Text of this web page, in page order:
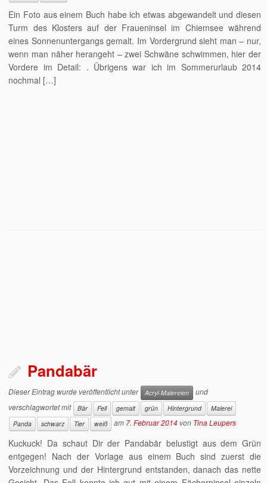
Ein Foto aus einem Buch habe ich etwas abgewandelt und diesen
Turm des Klosters auf der Fraueninsel im Chiemsee während
eines Sonnenuntergangs gemalt. Im Vordergrund sieht man – nur,
wenn man näher herangeht – zwei Schwäne schwimmen, hier der
Vordere im Detail: . Übrigens war ich im Sommerurlaub 2014
nochmal […]
Pandabär
Dieser Eintrag wurde veröffentlicht unter Acryl-Malereien
und
verschlagwortet mit
Bär Fell gemalt grün Hintergrund
Malerei
Panda
schwarz Tier weiß am 7. Februar 2014 von Tina Leupers
Kuckuck! Da schaut Dir der Pandabär belustigt aus dem Grün
entgegen! Nach der Vorlage aus einem Buch sind zuerst die
Vorzeichnung und der Hintergrund entstanden, danach das nette